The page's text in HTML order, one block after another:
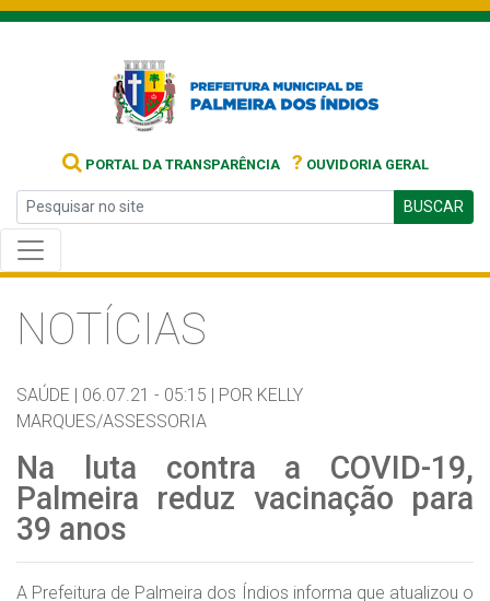
PORTAL DA TRANSPARÊNCIA ? OUVIDORIA GERAL
BUSCAR
NOTÍCIAS
SAÚDE | 06.07.21 - 05:15 | POR KELLY
MARQUES/ASSESSORIA
Na luta contra a COVID-19,
Palmeira reduz vacinação para
39 anos
A Prefeitura de Palmeira dos Índios informa que atualizou o